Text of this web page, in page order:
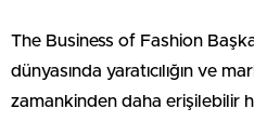
The Business of Fashion
dünyasında yaratıcılığın ve
zamankinden daha erişilebilir